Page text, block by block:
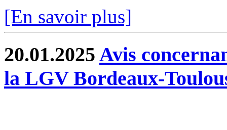
[En savoir plus]
20.01.2025 Avis
la LGV Bordeaux-